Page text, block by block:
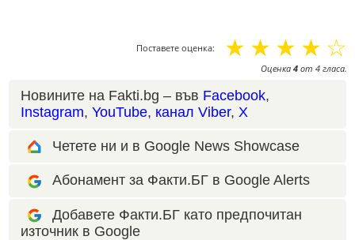
Поставете оценка: ☆
☆
☆
☆
☆
Оценка 4 от 4 гласа.
Новините на Fakti.bg – във Facebook,
Instagram, YouTube, канал Viber, X
Четете ни и в Google News Showcase
Абонамент за Факти.БГ в Google Alerts
Добавете Факти.БГ като предпочитан
източник в Google